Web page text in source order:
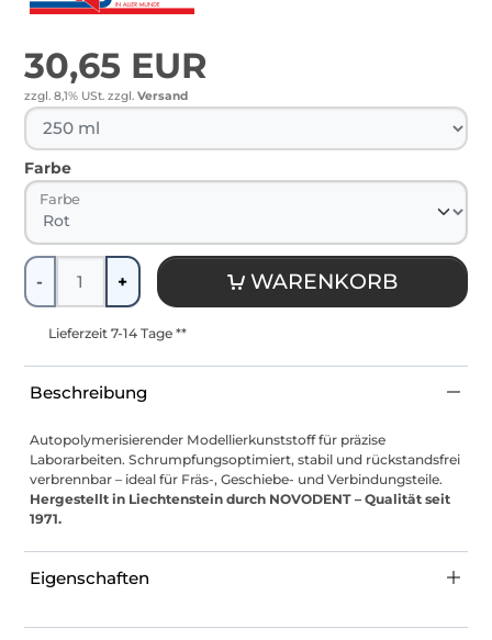
30,65 EUR
zzgl. 8,1% USt. zzgl. Versand
Farbe
Farbe
Menge
- + WARENKORB
Lieferzeit 7-14 Tage **
Beschreibung
Autopolymerisierender Modellierkunststoff für präzise
Laborarbeiten. Schrumpfungsoptimiert, stabil und rückstandsfrei
verbrennbar – ideal für Fräs-, Geschiebe- und Verbindungsteile.
Hergestellt in Liechtenstein durch NOVODENT – Qualität seit
1971.
Eigenschaften